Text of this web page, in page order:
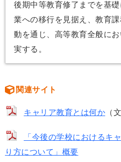
後期中等教育修了までを基
業への移行を見据え、教育
動を通じ、高等教育全般に
実する。
関連サイト
キャリア教育とは何か （
「今後の学校におけるキ
り方について」概要